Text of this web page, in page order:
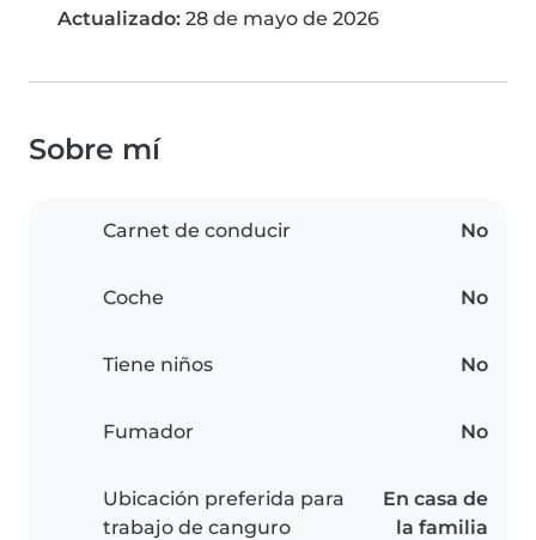
Actualizado: 28 de mayo de 2026
Sobre mí
Carnet de conducir No
Coche No
Tiene niños No
Fumador No
Ubicación preferida para
trabajo de canguro
En casa de
la familia